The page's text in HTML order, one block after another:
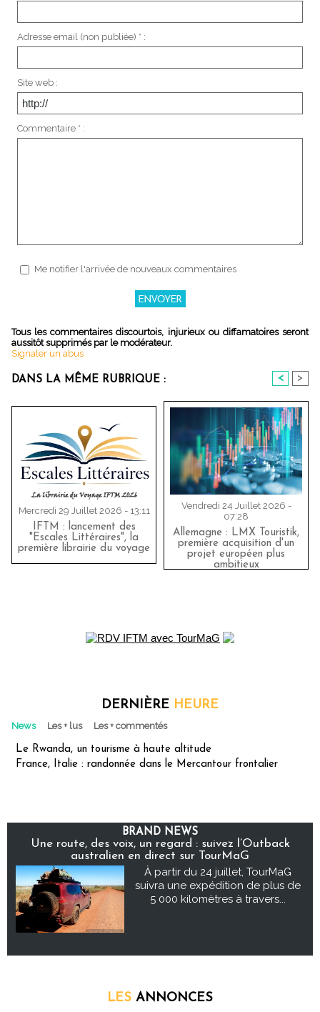
Adresse email (non publiée) * :
Site web :
Commentaire * :
Me notifier l'arrivée de nouveaux commentaires
Tous les commentaires discourtois, injurieux ou diffamatoires seront
aussitôt supprimés par le modérateur.
Signaler un abus
DANS LA MÊME RUBRIQUE : < >
Mercredi 29 Juillet 2026 - 13:11
IFTM : lancement des
"Escales Littéraires", la
première librairie du voyage
Vendredi 24 Juillet 2026 -
07:28
Allemagne : LMX Touristik,
première acquisition d'un
projet européen plus
ambitieux
DERNIÈRE HEURE
News Les + lus Les + commentés
Le Rwanda, un tourisme à haute altitude
France, Italie : randonnée dans le Mercantour frontalier
BRAND NEWS
Une route, des voix, un regard : suivez l’Outback
australien en direct sur TourMaG
À partir du 24 juillet, TourMaG
suivra une expédition de plus de
5 000 kilomètres à travers...
LES ANNONCES